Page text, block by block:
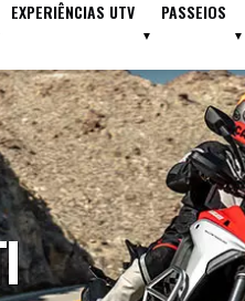
EXPERIÊNCIAS UTV PASSEIOS